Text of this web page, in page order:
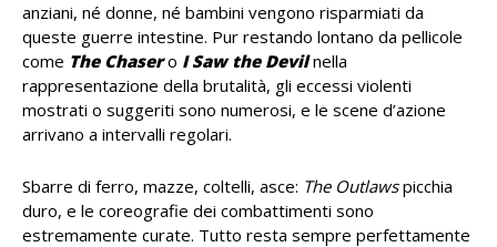
anziani, né donne, né bambini vengono risparmiati da
queste guerre intestine. Pur restando lontano da pellicole
come The Chasero I Saw the Devilnella
rappresentazione della brutalità, gli eccessi violenti
mostrati o suggeriti sono numerosi, e le scene d’azione
arrivano a intervalli regolari.
Sbarre di ferro, mazze, coltelli, asce: The Outlawspicchia
duro, e le coreografie dei combattimenti sono
estremamente curate. Tutto resta sempre perfettamente